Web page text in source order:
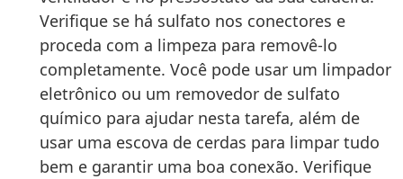
Verifique se há sulfato nos conectores e
proceda com a limpeza para removê-lo
completamente. Você pode usar um limpador
eletrônico ou um removedor de sulfato
químico para ajudar nesta tarefa, além de
usar uma escova de cerdas para limpar tudo
bem e garantir uma boa conexão. Verifique